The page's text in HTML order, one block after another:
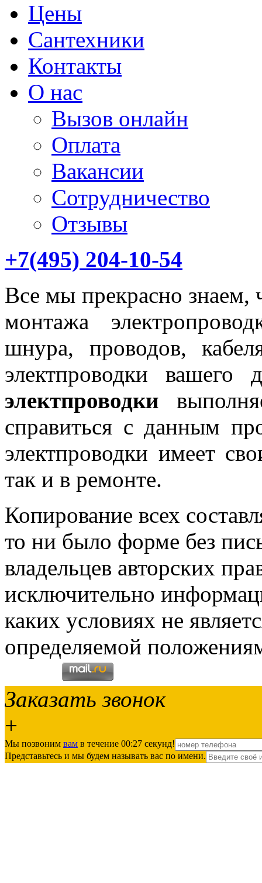
Цены
Cантехники
Контакты
О нас
Вызов онлайн
Оплата
Вакансии
Сотрудничество
Отзывы
+7(495) 204-10-54
Все мы прекрасно знаем,
монтажа
шнура, проводов,
электпроводки
электпроводки
справиться с данным
электпроводки имеет
так и в ремонте.
Копирование всех
то ни было форме без
владельцев авторских
исключительно
каких условиях не
определяемой
Заказать звонок
+
Мы позвоним вам в течение 00:27 секунд!
Представьтесь и мы будем называть вас по имени.